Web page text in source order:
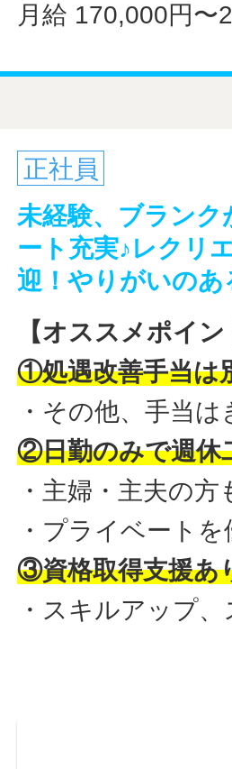
月給 170,000円〜
正社員
未経験、ブラン
ート充実♪レクリ
迎！やりがいの
【オススメポイン
①処遇改善手当は
・その他、手当
②日勤のみで週休
・主婦・主夫の
・プライベート
③資格取得支援あ
・スキルアップ